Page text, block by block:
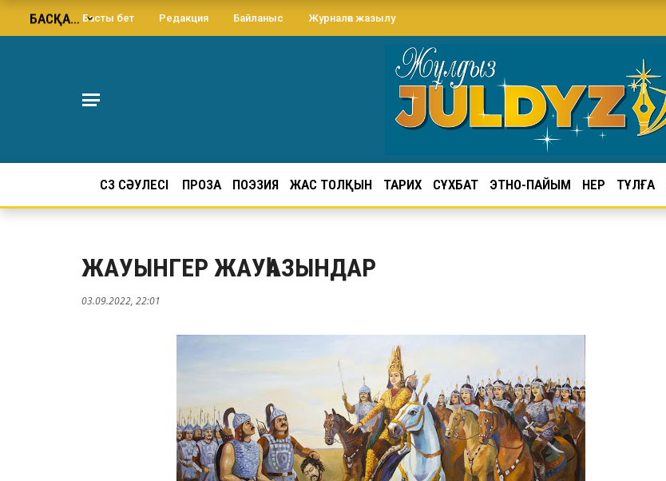
Басты бет Редакция Байланыс Журналға жазылу
СӨЗ СӘУЛЕСІ ПРОЗА ПОЭЗИЯ ЖАС ТОЛҚЫН ТАРИХ СҰХБАТ ЭТНО-ПАЙЫМ ӨНЕР ТҰЛҒА
БАСҚА…
ЖАУЫНГЕР ЖАУһАЗЫНДАР
03.09.2022, 22:01